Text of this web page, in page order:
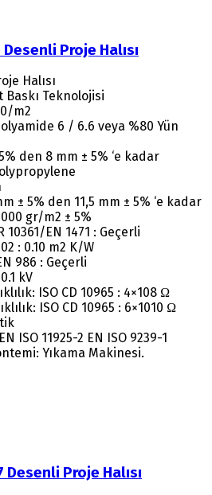
Proje Halısı
Halısı
Teknolojisi
m2
6 / 6.6 veya %80 Yün
den 8 mm ± 5% ‘e kadar
± 5% den 11,5 mm ± 5% ‘e kadar
gr/m2 ± 5%
EN 1471 : Geçerli
: 0.10 m2 K/W
986 : Geçerli
kV
ISO CD 10965 : 4×108 Ω
ISO CD 10965 : 6×1010 Ω
ISO 11925-2 EN ISO 9239-1
Yıkama Makinesi.
Proje Halısı